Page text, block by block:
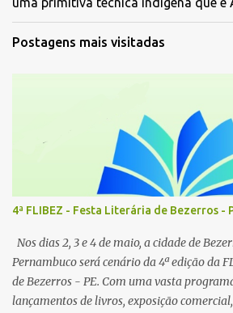
Postagens mais visitadas
4ª FLIBEZ - Festa Literária de Bezerros -
Nos dias 2, 3 e 4 de maio, a cidade de
Pernambuco será cenário da 4ª edição da
de Bezerros - PE. Com uma vasta
lançamentos de livros, exposição